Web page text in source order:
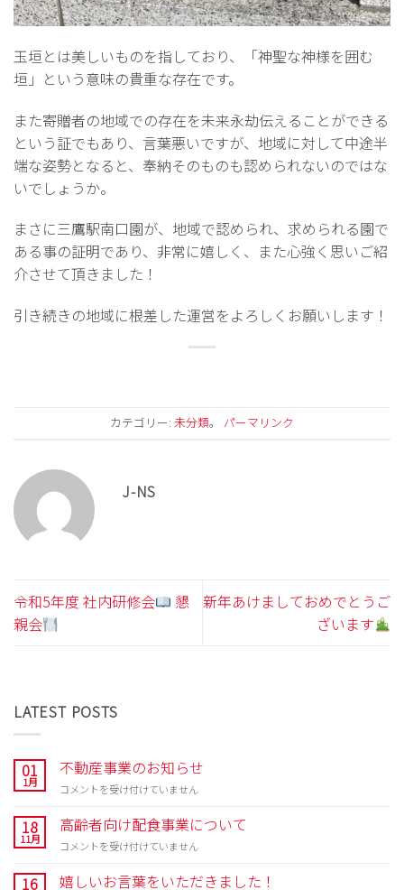
玉垣とは美しいものを指しており、「神聖な神様を囲む
垣」という意味の貴重な存在です。
また寄贈者の地域での存在を未来永劫伝えることができる
という証でもあり、言葉悪いですが、地域に対して中途半
端な姿勢となると、奉納そのものも認められないのではな
いでしょうか。
まさに三鷹駅南口園が、地域で認められ、求められる園で
ある事の証明であり、非常に嬉しく、また心強く思いご紹
介させて頂きました！
引き続きの地域に根差した運営をよろしくお願いします！
カテゴリー: 未分類。 パーマリンク
J-NS
令和5年度 社内研修会
懇
親会
新年あけましておめでとうご
ざいます
LATEST POSTS
01
1月
不動産事業のお知らせ
不
産
事
業
お
コメントを受け付けていません
18
11月
高齢者向け配食事業について
高
者
コメントを受け付けていません
16 嬉しいお言葉をいただきました！